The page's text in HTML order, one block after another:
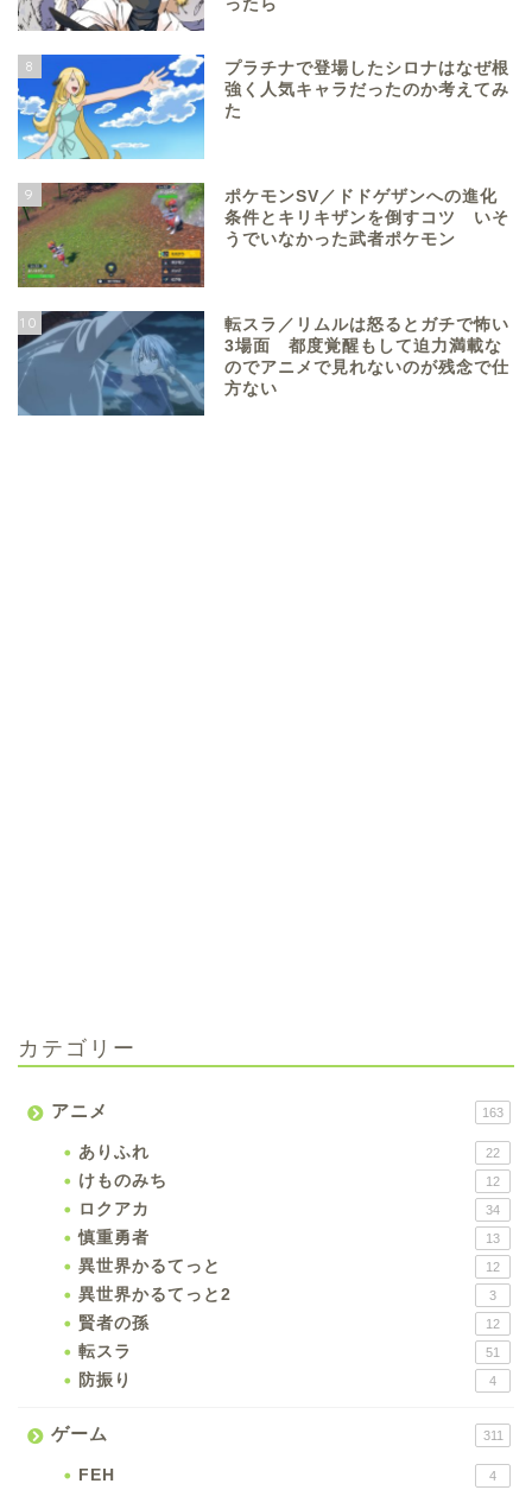
ったら
8
プラチナで登場したシロナはなぜ根
強く人気キャラだったのか考えてみ
た
9
ポケモンSV／ドドゲザンへの進化
条件とキリキザンを倒すコツ いそ
うでいなかった武者ポケモン
10
転スラ／リムルは怒るとガチで怖い
3場面 都度覚醒もして迫力満載な
のでアニメで見れないのが残念で仕
方ない
カテゴリー
アニメ 163
ありふれ 22
けものみち 12
ロクアカ 34
慎重勇者 13
異世界かるてっと 12
異世界かるてっと2 3
賢者の孫 12
転スラ 51
防振り 4
ゲーム 311
FEH 4